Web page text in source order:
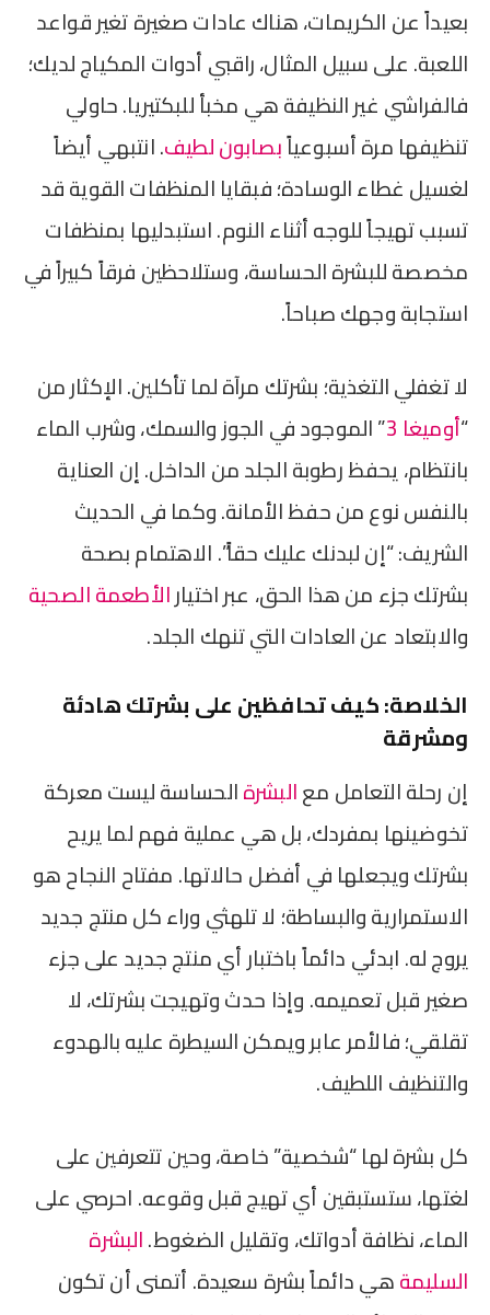
بعيداً عن الكريمات، هناك عادات صغيرة تغير قواعد
اللعبة. على سبيل المثال، راقبي أدوات المكياج لديك؛
فالفراشي غير النظيفة هي مخبأ للبكتيريا. حاولي
تنظيفها مرة أسبوعياًبصابون لطيف. انتبهي أيضاً
لغسيل غطاء الوسادة؛ فبقايا المنظفات القوية قد
تسبب تهيجاً للوجه أثناء النوم. استبدليها بمنظفات
مخصصة للبشرة الحساسة، وستلاحظين فرقاً كبيراً في
استجابة وجهك صباحاً.
لا تغفلي التغذية؛ بشرتك مرآة لما تأكلين. الإكثار من
“أوميغا 3 ” الموجود في الجوز والسمك، وشرب الماء
بانتظام، يحفظ رطوبة الجلد من الداخل. إن العناية
بالنفس نوع من حفظ الأمانة. وكما في الحديث
الشريف: “إن لبدنك عليك حقاً”. الاهتمام بصحة
بشرتك جزء من هذا الحق، عبر اختيارالأطعمة الصحية
والابتعاد عن العادات التي تنهك الجلد.
الخلاصة: كيف تحافظين على بشرتك هادئة
ومشرقة
إن رحلة التعامل معالبشرةالحساسة ليست معركة
تخوضينها بمفردك، بل هي عملية فهم لما يريح
بشرتك ويجعلها في أفضل حالاتها. مفتاح النجاح هو
الاستمرارية والبساطة؛ لا تلهثي وراء كل منتج جديد
يروج له. ابدئي دائماً باختبار أي منتج جديد على جزء
صغير قبل تعميمه. وإذا حدث وتهيجت بشرتك، لا
تقلقي؛ فالأمر عابر ويمكن السيطرة عليه بالهدوء
والتنظيف اللطيف.
كل بشرة لها “شخصية” خاصة، وحين تتعرفين على
لغتها، ستستبقين أي تهيج قبل وقوعه. احرصي على
الماء، نظافة أدواتك، وتقليل الضغوط.البشرة
السليمةهي دائماً بشرة سعيدة. أتمنى أن تكون